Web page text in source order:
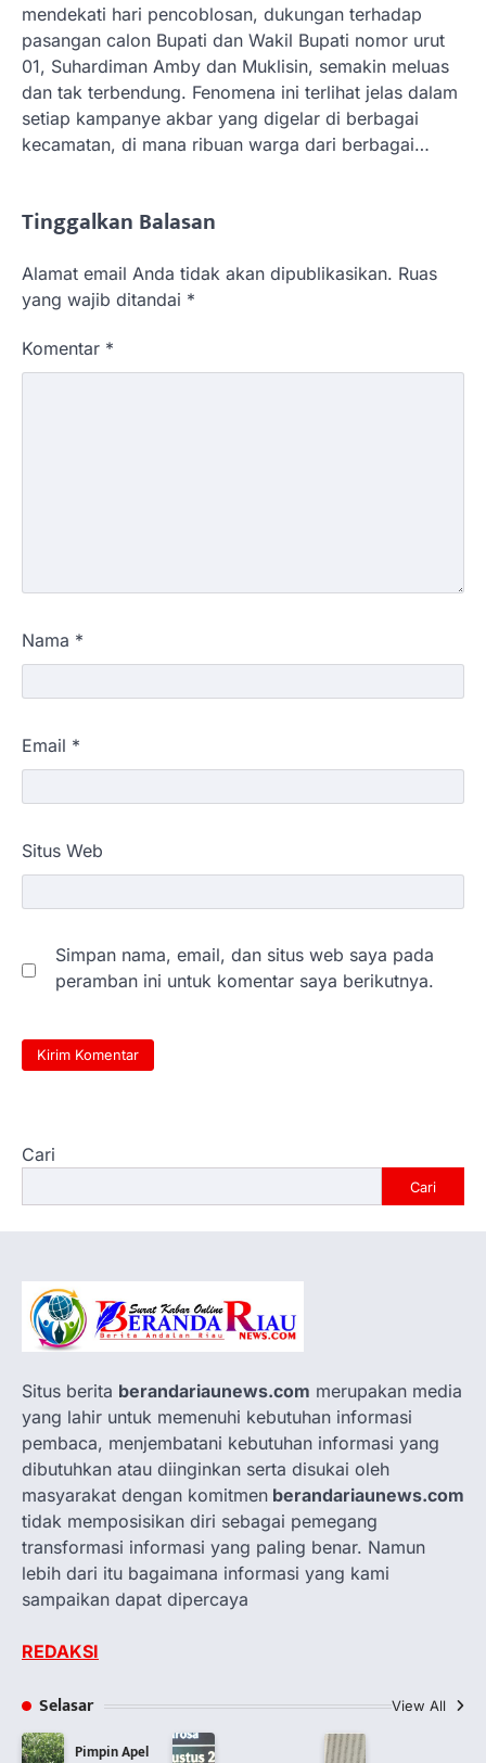
mendekati hari pencoblosan, dukungan terhadap
pasangan calon Bupati dan Wakil Bupati nomor urut
01, Suhardiman Amby dan Muklisin, semakin meluas
dan tak terbendung. Fenomena ini terlihat jelas dalam
setiap kampanye akbar yang digelar di berbagai
kecamatan, di mana ribuan warga dari berbagai…
Tinggalkan Balasan
Alamat email Anda tidak akan dipublikasikan. Ruas
yang wajib ditandai *
Komentar *
Nama *
Email *
Situs Web
Simpan nama, email, dan situs web saya pada
peramban ini untuk komentar saya berikutnya.
Cari
Cari
Situs berita berandariaunews.com merupakan media
yang lahir untuk memenuhi kebutuhan informasi
pembaca, menjembatani kebutuhan informasi yang
dibutuhkan atau diinginkan serta disukai oleh
masyarakat dengan komitmen berandariaunews.com
tidak memposisikan diri sebagai pemegang
transformasi informasi yang paling benar. Namun
lebih dari itu bagaimana informasi yang kami
sampaikan dapat dipercaya
REDAKSI
Selasar View All
Pimpin Apel